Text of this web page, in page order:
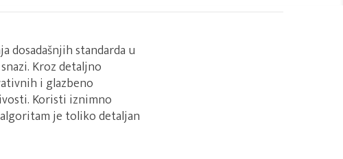
dosadašnjih standarda u
Kroz detaljno
i glazbeno
Koristi iznimno
algoritam je toliko detaljan